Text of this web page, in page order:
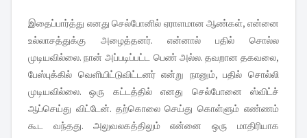
இதைப்பார்த்து எனது செல்போனில் ஏராளமான ஆண்கள், என்னை
உல்லாசத்துக்கு அழைத்தனர். என்னால் பதில் சொல்ல
முடியவில்லை. நான் அப்படிப்பட்ட பெண் அல்ல. தவறான தகவலை,
பேஸ்புக்கில் வெளியிட்டுவிட்டனர் என்று நானும், பதில் சொல்லி
முடியவில்லை. ஒரு கட்டத்தில் எனது செல்போனை ஸ்விட்ச்
ஆப்செய்து விட்டேன். தற்கொலை செய்து கொள்ளும் எண்ணம்
கூட வந்தது. அலுவலகத்திலும் என்னை ஒரு மாதிரியாக